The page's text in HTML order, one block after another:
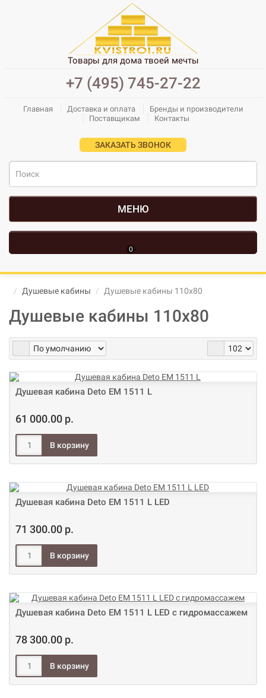
Товары для дома твоей мечты
+7 (495) 745-27-22
Главная Доставка и оплата
Бренды и производители
Поставщикам
Контакты
ЗАКАЗАТЬ ЗВОНОК
МЕНЮ
0
В корзине пусто!
Душевые кабины Душевые кабины 110х80
Душевые кабины 110х80
Душевая кабина Deto ЕМ 1511 L
61 000.00 р.
Душевая кабина Deto ЕМ 1511 L LED
71 300.00 р.
Душевая кабина Deto ЕМ 1511 L LED с гидромассажем
78 300.00 р.